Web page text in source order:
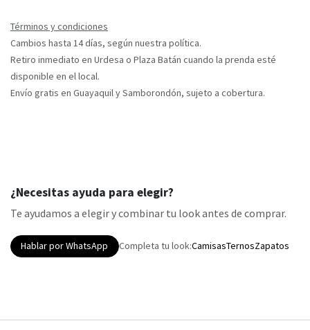
Términos y condiciones
Cambios hasta 14 días, según nuestra política.
Retiro inmediato en Urdesa o Plaza Batán cuando la prenda esté
disponible en el local.
Envío gratis en Guayaquil y Samborondón, sujeto a cobertura.
¿Necesitas ayuda para elegir?
Te ayudamos a elegir y combinar tu look antes de comprar.
Hablar por WhatsApp Completa tu look:CamisasTernosZapatos